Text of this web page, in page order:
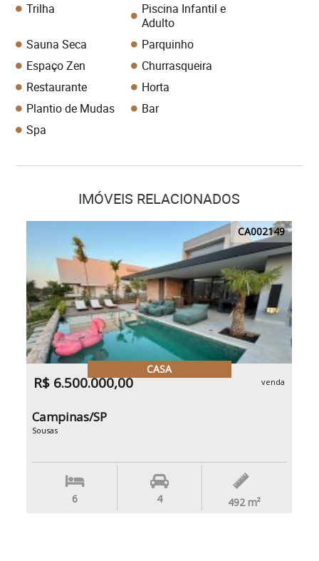
Trilha
Piscina Infantil e
Adulto
Sauna Seca
Parquinho
Espaço Zen
Churrasqueira
Restaurante
Horta
Plantio de Mudas
Bar
Spa
IMÓVEIS RELACIONADOS
CA002149
CASA
R$ 6.500.000,00 venda
Campinas/SP
Sousas
6 4 492 m²